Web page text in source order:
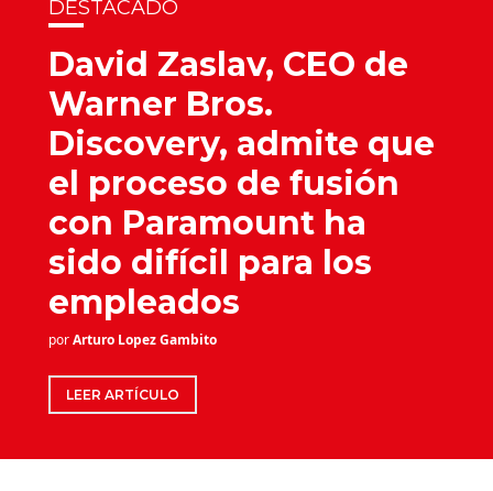
DESTACADO
David Zaslav, CEO de
Warner Bros.
Discovery, admite que
el proceso de fusión
con Paramount ha
sido difícil para los
empleados
porArturo Lopez Gambito
LEER ARTÍCULO